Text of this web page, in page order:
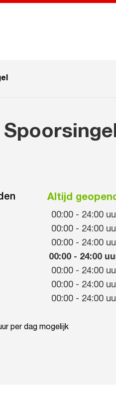
Altijd
00:00 - 24:00
00:00 - 24:00
00:00 - 24:00
00:00 - 24:00
00:00 - 24:00
00:00 - 24:00
00:00 - 24:00
per dag mogelijk